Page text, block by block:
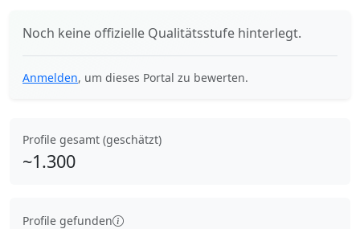
Noch keine offizielle Qualitätsstufe hinterlegt.
Anmelden, um dieses Portal zu bewerten.
Profile gesamt (geschätzt)
~1.300
Profile gefunden